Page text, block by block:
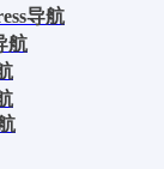
导航
航